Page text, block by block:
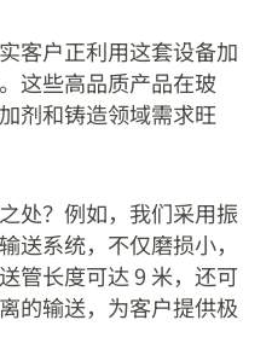
客户正利用这套设备加
这些高品质产品在玻
剂和铸造领域需求旺
处？例如，我们采用振
送系统，不仅磨损小，
管长度可达 9 米，还可
的输送，为客户提供极